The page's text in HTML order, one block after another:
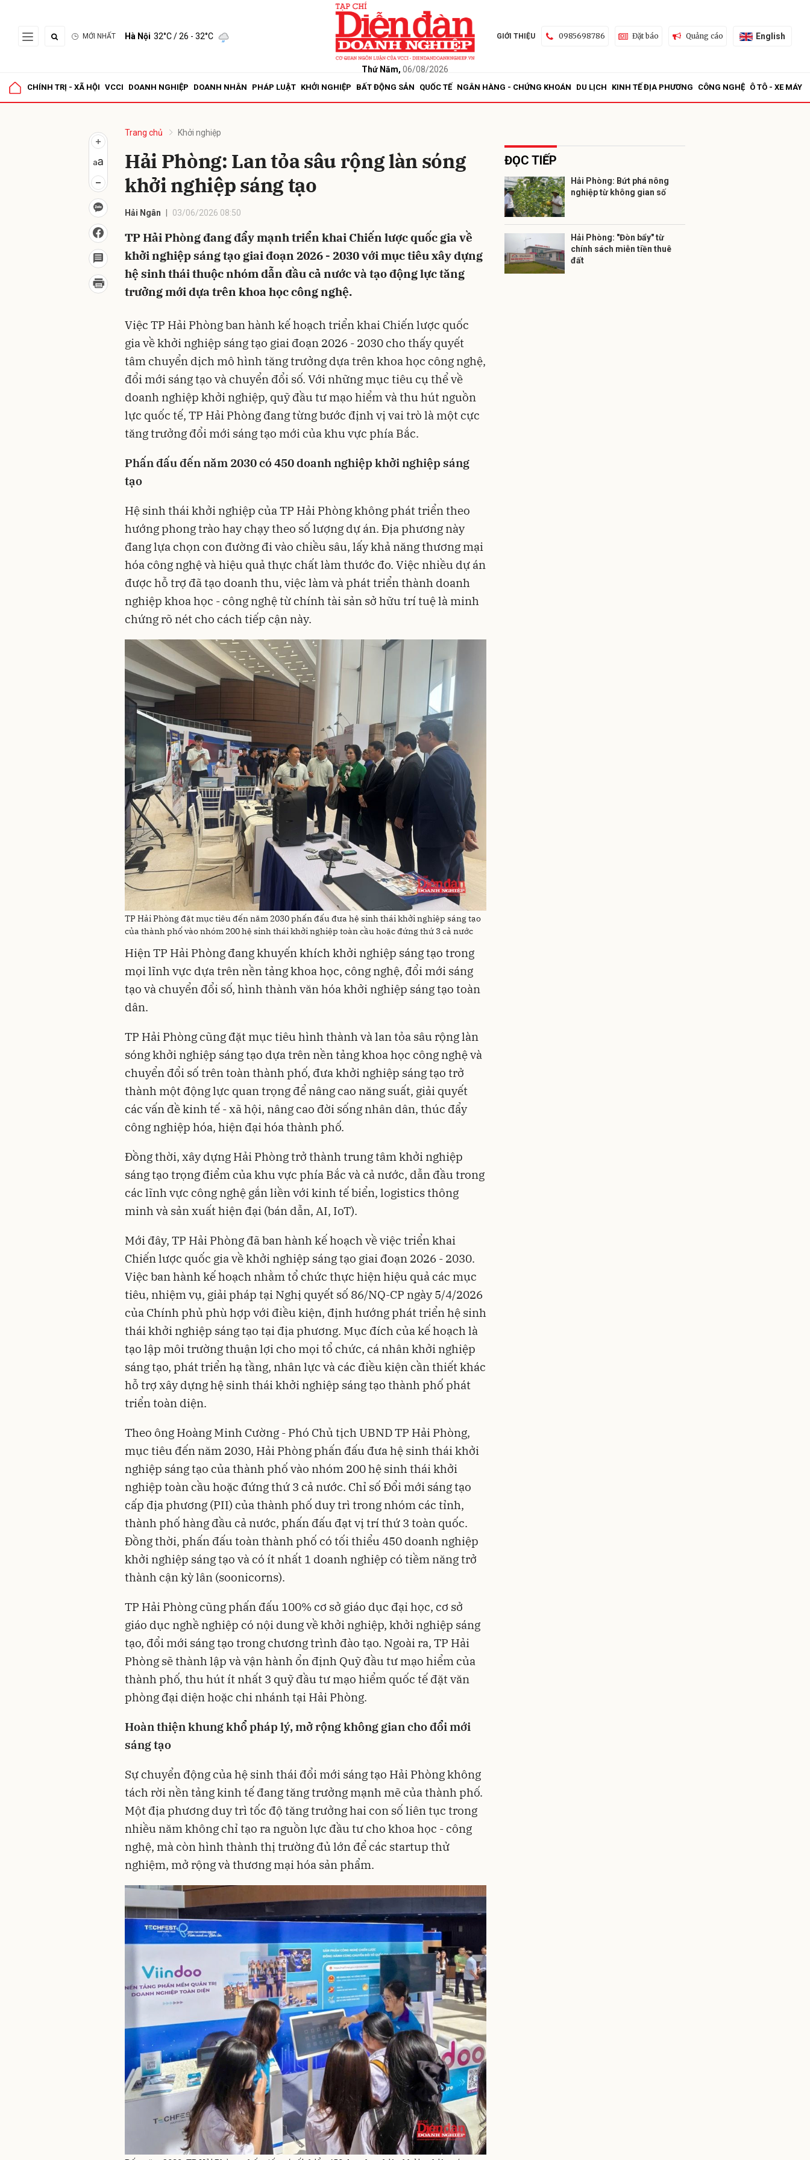
MỚI NHẤT Hà Nội 32°C/ 26 - 32°C
Thứ Năm, 06/08/2026
GIỚI THIỆU 0985698786 Đặt báo Quảng cáo English
CHÍNH TRỊ - XÃ HỘI VCCI DOANH NGHIỆP DOANH NHÂN PHÁP LUẬT KHỞI NGHIỆP BẤT ĐỘNG SẢN QUỐC TẾ NGÂN HÀNG - CHỨNG KHOÁN DU LỊCH KINH TẾ ĐỊA PHƯƠNG CÔNG NGHỆ Ô TÔ - XE MÁY
Trang chủ Khởi nghiệp
Hải Phòng: Lan tỏa sâu rộng làn sóng
khởi nghiệp sáng tạo
Hải Ngân 03/06/2026 08:50
TP Hải Phòng đang đẩy mạnh triển khai Chiến lược quốc gia về
khởi nghiệp sáng tạo giai đoạn 2026 - 2030 với mục tiêu xây dựng
hệ sinh thái thuộc nhóm dẫn đầu cả nước và tạo động lực tăng
trưởng mới dựa trên khoa học công nghệ.
Việc TP Hải Phòng ban hành kế hoạch triển khai Chiến lược quốc
gia về khởi nghiệp sáng tạo giai đoạn 2026 - 2030 cho thấy quyết
tâm chuyển dịch mô hình tăng trưởng dựa trên khoa học công nghệ,
đổi mới sáng tạo và chuyển đổi số. Với những mục tiêu cụ thể về
doanh nghiệp khởi nghiệp, quỹ đầu tư mạo hiểm và thu hút nguồn
lực quốc tế, TP Hải Phòng đang từng bước định vị vai trò là một cực
tăng trưởng đổi mới sáng tạo mới của khu vực phía Bắc.
Phấn đấu đến năm 2030 có 450 doanh nghiệp khởi nghiệp sáng
tạo
Hệ sinh thái khởi nghiệp của TP Hải Phòng không phát triển theo
hướng phong trào hay chạy theo số lượng dự án. Địa phương này
đang lựa chọn con đường đi vào chiều sâu, lấy khả năng thương mại
hóa công nghệ và hiệu quả thực chất làm thước đo. Việc nhiều dự án
được hỗ trợ đã tạo doanh thu, việc làm và phát triển thành doanh
nghiệp khoa học - công nghệ từ chính tài sản sở hữu trí tuệ là minh
chứng rõ nét cho cách tiếp cận này.
TP Hải Phòng đặt mục tiêu đến năm 2030 phấn đấu đưa hệ sinh thái khởi nghiệp sáng tạo
của thành phố vào nhóm 200 hệ sinh thái khởi nghiệp toàn cầu hoặc đứng thứ 3 cả nước
Hiện TP Hải Phòng đang khuyến khích khởi nghiệp sáng tạo trong
mọi lĩnh vực dựa trên nền tảng khoa học, công nghệ, đổi mới sáng
tạo và chuyển đổi số, hình thành văn hóa khởi nghiệp sáng tạo toàn
dân.
TP Hải Phòng cũng đặt mục tiêu hình thành và lan tỏa sâu rộng làn
sóng khởi nghiệp sáng tạo dựa trên nền tảng khoa học công nghệ và
chuyển đổi số trên toàn thành phố, đưa khởi nghiệp sáng tạo trở
thành một động lực quan trọng để nâng cao năng suất, giải quyết
các vấn đề kinh tế - xã hội, nâng cao đời sống nhân dân, thúc đẩy
công nghiệp hóa, hiện đại hóa thành phố.
Đồng thời, xây dựng Hải Phòng trở thành trung tâm khởi nghiệp
sáng tạo trọng điểm của khu vực phía Bắc và cả nước, dẫn đầu trong
các lĩnh vực công nghệ gắn liền với kinh tế biển, logistics thông
minh và sản xuất hiện đại (bán dẫn, AI, IoT).
Mới đây, TP Hải Phòng đã ban hành kế hoạch về việc triển khai
Chiến lược quốc gia về khởi nghiệp sáng tạo giai đoạn 2026 - 2030.
Việc ban hành kế hoạch nhằm tổ chức thực hiện hiệu quả các mục
tiêu, nhiệm vụ, giải pháp tại Nghị quyết số 86/NQ-CP ngày 5/4/2026
của Chính phủ phù hợp với điều kiện, định hướng phát triển hệ sinh
thái khởi nghiệp sáng tạo tại địa phương. Mục đích của kế hoạch là
tạo lập môi trường thuận lợi cho mọi tổ chức, cá nhân khởi nghiệp
sáng tạo, phát triển hạ tầng, nhân lực và các điều kiện cần thiết khác
hỗ trợ xây dựng hệ sinh thái khởi nghiệp sáng tạo thành phố phát
triển toàn diện.
Theo ông Hoàng Minh Cường - Phó Chủ tịch UBND TP Hải Phòng,
mục tiêu đến năm 2030, Hải Phòng phấn đấu đưa hệ sinh thái khởi
nghiệp sáng tạo của thành phố vào nhóm 200 hệ sinh thái khởi
nghiệp toàn cầu hoặc đứng thứ 3 cả nước. Chỉ số Đổi mới sáng tạo
cấp địa phương (PII) của thành phố duy trì trong nhóm các tỉnh,
thành phố hàng đầu cả nước, phấn đấu đạt vị trí thứ 3 toàn quốc.
Đồng thời, phấn đấu toàn thành phố có tối thiểu 450 doanh nghiệp
khởi nghiệp sáng tạo và có ít nhất 1 doanh nghiệp có tiềm năng trở
thành cận kỳ lân (soonicorns).
TP Hải Phòng cũng phấn đấu 100% cơ sở giáo dục đại học, cơ sở
giáo dục nghề nghiệp có nội dung về khởi nghiệp, khởi nghiệp sáng
tạo, đổi mới sáng tạo trong chương trình đào tạo. Ngoài ra, TP Hải
Phòng sẽ thành lập và vận hành ổn định Quỹ đầu tư mạo hiểm của
thành phố, thu hút ít nhất 3 quỹ đầu tư mạo hiểm quốc tế đặt văn
phòng đại diện hoặc chi nhánh tại Hải Phòng.
Hoàn thiện khung khổ pháp lý, mở rộng không gian cho đổi mới
sáng tạo
Sự chuyển động của hệ sinh thái đổi mới sáng tạo Hải Phòng không
tách rời nền tảng kinh tế đang tăng trưởng mạnh mẽ của thành phố.
Một địa phương duy trì tốc độ tăng trưởng hai con số liên tục trong
nhiều năm không chỉ tạo ra nguồn lực đầu tư cho khoa học - công
nghệ, mà còn hình thành thị trường đủ lớn để các startup thử
nghiệm, mở rộng và thương mại hóa sản phẩm.
ĐỌC TIẾP
Hải Phòng: Bứt phá nông
nghiệp từ không gian số
Hải Phòng: "Đòn bẩy" từ
chính sách miễn tiền thuê
đất
Gửi